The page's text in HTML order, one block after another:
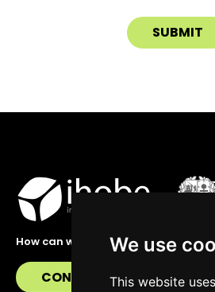
We use
This website
How can we help you?
CONTACT US